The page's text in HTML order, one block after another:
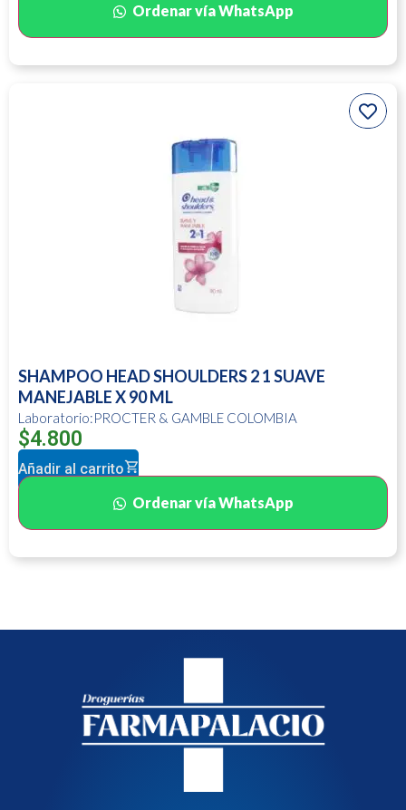
Ordenar vía WhatsApp
SHAMPOO HEAD SHOULDERS 2 1 SUAVE
MANEJABLE X 90 ML
Laboratorio:PROCTER & GAMBLE COLOMBIA
$4.800
Añadir al carrito
Ordenar vía WhatsApp